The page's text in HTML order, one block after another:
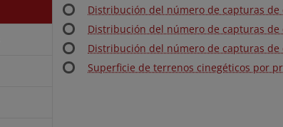
Distribución del número de capturas de
Distribución del número de capturas de
Distribución del número de capturas de
Superficie de terrenos cinegéticos por